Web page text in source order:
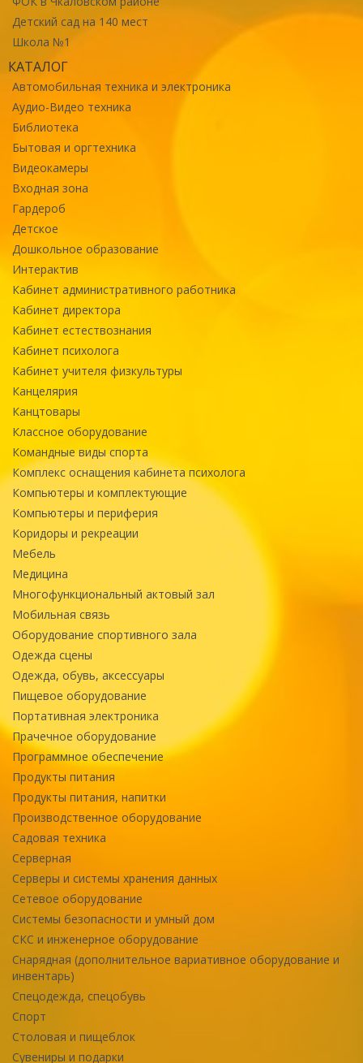
Детский сад на 140 мест
Школа №1
КАТАЛОГ
Автомобильная техника и электроника
Аудио-Видео техника
Библиотека
Бытовая и оргтехника
Видеокамеры
Входная зона
Гардероб
Детское
Дошкольное образование
Интерактив
Кабинет административного работника
Кабинет директора
Кабинет естествознания
Кабинет психолога
Кабинет учителя физкультуры
Канцелярия
Канцтовары
Классное оборудование
Командные виды спорта
Комплекс оснащения кабинета психолога
Компьютеры и комплектующие
Компьютеры и периферия
Коридоры и рекреации
Мебель
Медицина
Многофункциональный актовый зал
Мобильная связь
Оборудование спортивного зала
Одежда сцены
Одежда, обувь, аксессуары
Пищевое оборудование
Портативная электроника
Прачечное оборудование
Программное обеспечение
Продукты питания
Продукты питания, напитки
Производственное оборудование
Садовая техника
Серверная
Серверы и системы хранения данных
Сетевое оборудование
Системы безопасности и умный дом
СКС и инженерное оборудование
Снарядная (дополнительное вариативное оборудование и
инвентарь)
Спецодежда, спецобувь
Спорт
Столовая и пищеблок
Сувениры и подарки